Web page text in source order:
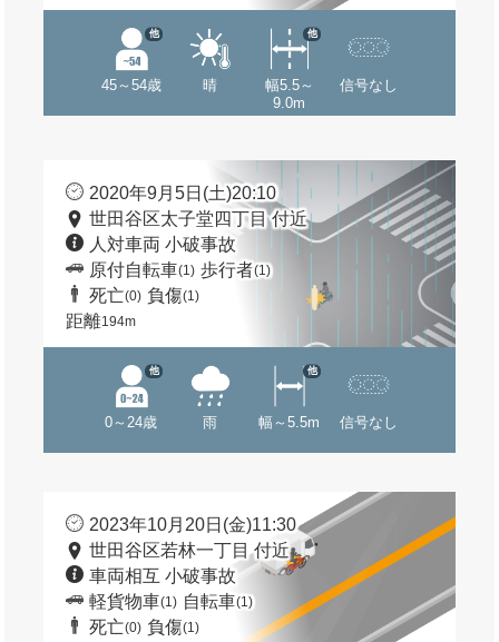
45～54歳
他
晴
幅5.5～
9.0m
他
信号なし
2020年9月5日(土)20:10
世田谷区太子堂四丁目 付近
人対車両 小破事故
原付自転車(1) 歩行者(1)
死亡(0) 負傷(1)
距離194m
0～24歳
他
雨 幅～5.5m
他
信号なし
2023年10月20日(金)11:30
世田谷区若林一丁目 付近
車両相互 小破事故
軽貨物車(1) 自転車(1)
死亡(0) 負傷(1)